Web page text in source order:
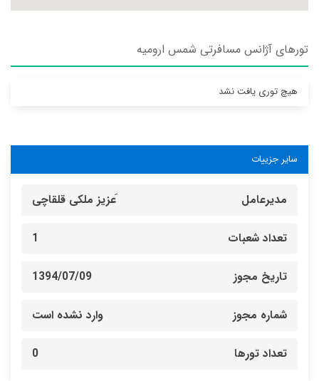
تورهای آژانس مسافرتی شمس اروميه
هیچ توری یافت نشد
سایر جزییات
مدیرعامل َعزیز ملکی قلقاچی
تعداد شعبات 1
تاریخ مجوز 1394/07/09
شماره مجوز وارد نشده است
تعداد تورها 0